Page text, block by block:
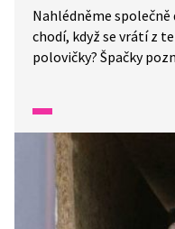
Nahlédněme společně
chodí, když se vrátí z
polovičky? Špačky